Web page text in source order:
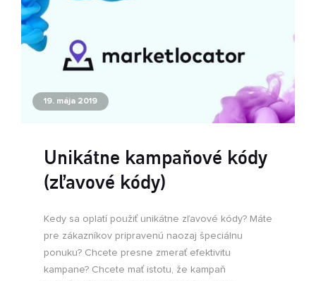
19. mája 2019
Unikátne kampaňové kódy
(zľavové kódy)
Kedy sa oplatí použiť unikátne zľavové kódy? Máte
pre zákazníkov pripravenú naozaj špeciálnu
ponuku? Chcete presne zmerať efektivitu
kampane? Chcete mať istotu, že kampaň